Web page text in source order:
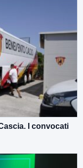
I convocati